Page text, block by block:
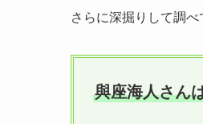
さらに深掘りして調べ
與座海人さん